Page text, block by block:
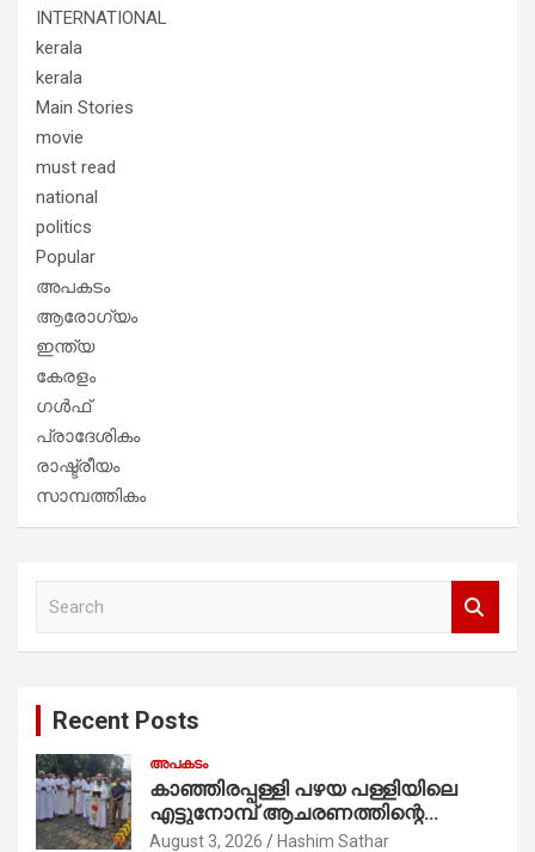
INTERNATIONAL
kerala
kerala
Main Stories
movie
must read
national
politics
Popular
അപകടം
ആരോഗ്യം
ഇന്ത്യ
കേരളം
ഗൾഫ്
പ്രാദേശികം
രാഷ്ട്രീയം
സാമ്പത്തികം
Recent Posts
അപകടം
കാഞ്ഞിരപ്പള്ളി പഴയ പള്ളിയിലെ
എട്ടുനോമ്പ് ആചരണത്തിന്റെ
ഭാഗമായുള്ള പന്തലിന്റെ കാൽനാട്ട്
August 3, 2026 Hashim Sathar